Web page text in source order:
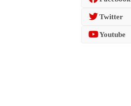
Twitter
Youtube